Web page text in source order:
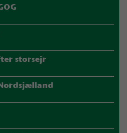
storsejr